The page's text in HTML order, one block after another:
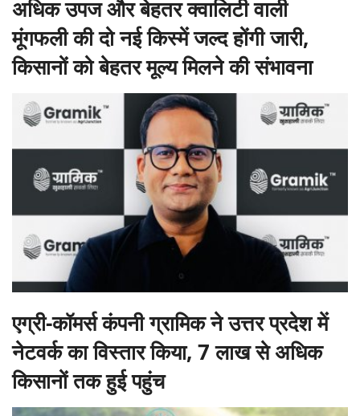
अधिक उपज और बेहतर क्वालिटी वाली
मूंगफली की दो नई किस्में जल्द होंगी जारी,
किसानों को बेहतर मूल्य मिलने की संभावना
एग्री-कॉमर्स कंपनी ग्रामिक ने उत्तर प्रदेश में
नेटवर्क का विस्तार किया, 7 लाख से अधिक
किसानों तक हुई पहुंच